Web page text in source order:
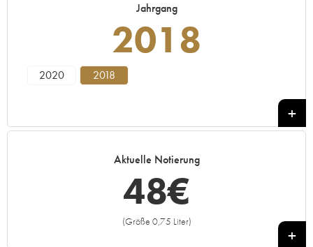
Jahrgang
2018
2020 2018
Aktuelle Notierung
48€
(Größe 0,75 Liter)
+